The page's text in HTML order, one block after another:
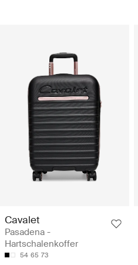
Cavalet
Pasadena -
Hartschalenkoffer
54 65 73